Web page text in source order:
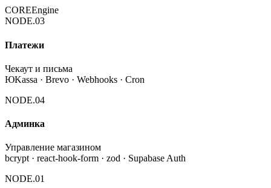
COREEngine
NODE.03
Платежи
Чекаут и письма
ЮKassa · Brevo · Webhooks · Cron
NODE.04
Админка
Управление магазином
bcrypt · react-hook-form · zod · Supabase Auth
NODE.01